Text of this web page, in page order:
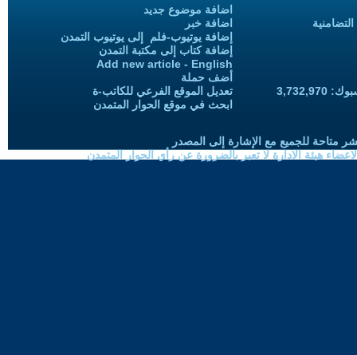
اضافة موضوع جديد
اضافة خبر
إضافة يوتيوب-فلم إلى يوتيوب التمدن
إضافة كتاب إلى مكتبة التمدن
Add new article - English
أضف حملة
تعديل الموقع الفرعي للكاتب-ة
ابحث في موقع الحوار المتمدن
متاحة للجميع مع الإشارة إلى المصدر
هيئة الادارة لا تعبر بالضرورة عن رأي الحوار المتمدن